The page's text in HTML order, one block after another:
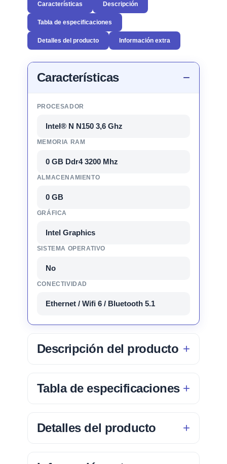
Características Descripción
Tabla de especificaciones
Detalles del producto Información extra
Características
PROCESADOR
Intel® N N150 3,6 Ghz
MEMORIA RAM
0 GB Ddr4 3200 Mhz
ALMACENAMIENTO
0 GB
GRÁFICA
Intel Graphics
SISTEMA OPERATIVO
No
CONECTIVIDAD
Ethernet / Wifi 6 / Bluetooth 5.1
Descripción del producto
Tabla de especificaciones
Detalles del producto